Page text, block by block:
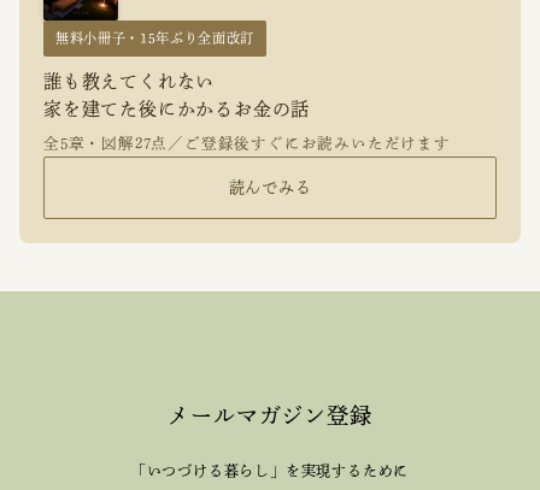
無料小冊子・15年ぶり全面改訂
誰も教えてくれない
家を建てた後にかかるお金の話
全5章・図解27点／ご登録後すぐにお読みいただけます
読んでみる
メールマガジン登録
「いつづける暮らし」を実現するために